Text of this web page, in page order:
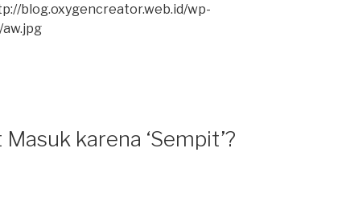
blog.oxygencreator.web.id/wp-
karena ‘Sempit’?